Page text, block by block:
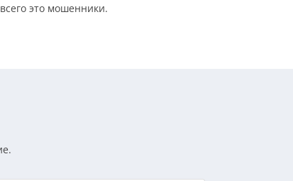
это мошенники.